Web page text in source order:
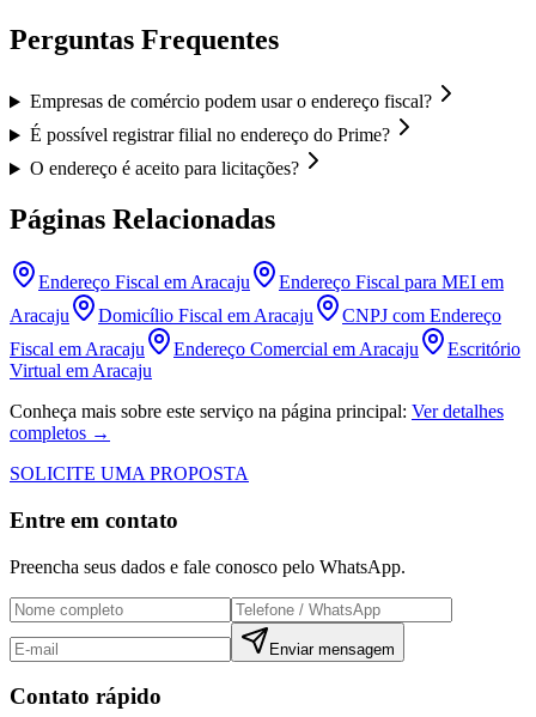
Perguntas Frequentes
Empresas de comércio podem usar o endereço fiscal?
É possível registrar filial no endereço do Prime?
O endereço é aceito para licitações?
Páginas Relacionadas
Endereço Fiscal em Aracaju
Endereço Fiscal para MEI em
Aracaju
Domicílio Fiscal em Aracaju
CNPJ com Endereço
Fiscal em Aracaju
Endereço Comercial em Aracaju
Escritório
Virtual em Aracaju
Conheça mais sobre este serviço na página principal: Ver detalhes
completos →
SOLICITE UMA PROPOSTA
Entre em contato
Preencha seus dados e fale conosco pelo WhatsApp.
Enviar mensagem
Contato rápido